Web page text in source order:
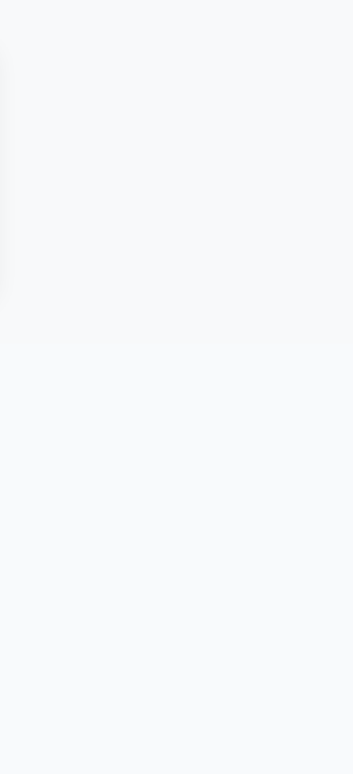
Lógico Matemático
com mais de 20 anos de
e preparatórios
Licenciado em
longo de sua
colégios de renome